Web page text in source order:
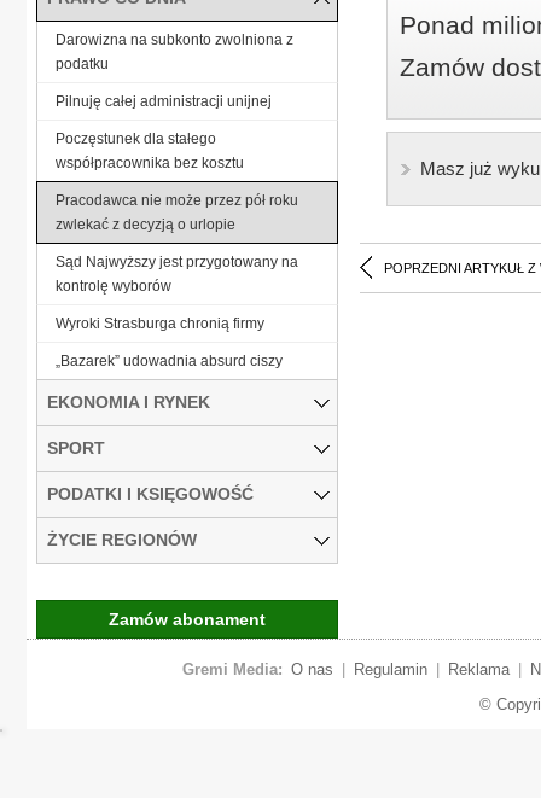
Ponad
Zamów
Masz już
POPRZEDNI ARTYKUŁ Z
Darowizna na subkonto zwolniona z
podatku
Pilnuję całej administracji unijnej
Poczęstunek dla stałego
współpracownika bez kosztu
Pracodawca nie może przez pół roku
zwlekać z decyzją o urlopie
Sąd Najwyższy jest przygotowany na
kontrolę wyborów
Wyroki Strasburga chronią firmy
„Bazarek” udowadnia absurd ciszy
EKONOMIA I RYNEK
SPORT
PODATKI I KSIĘGOWOŚĆ
ŻYCIE REGIONÓW
Zamów abonament
Gremi Media: O nas Regulamin Reklama
©